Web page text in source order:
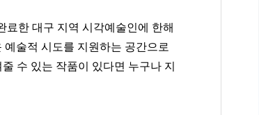
료한 대구 지역 시각예술인에 한해
술적 시도를 지원하는 공간으로
수 있는 작품이 있다면 누구나 지